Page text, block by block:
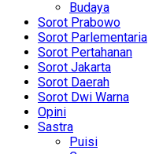
Budaya
Sorot Prabowo
Sorot Parlementaria
Sorot Pertahanan
Sorot Jakarta
Sorot Daerah
Sorot Dwi Warna
Opini
Sastra
Puisi